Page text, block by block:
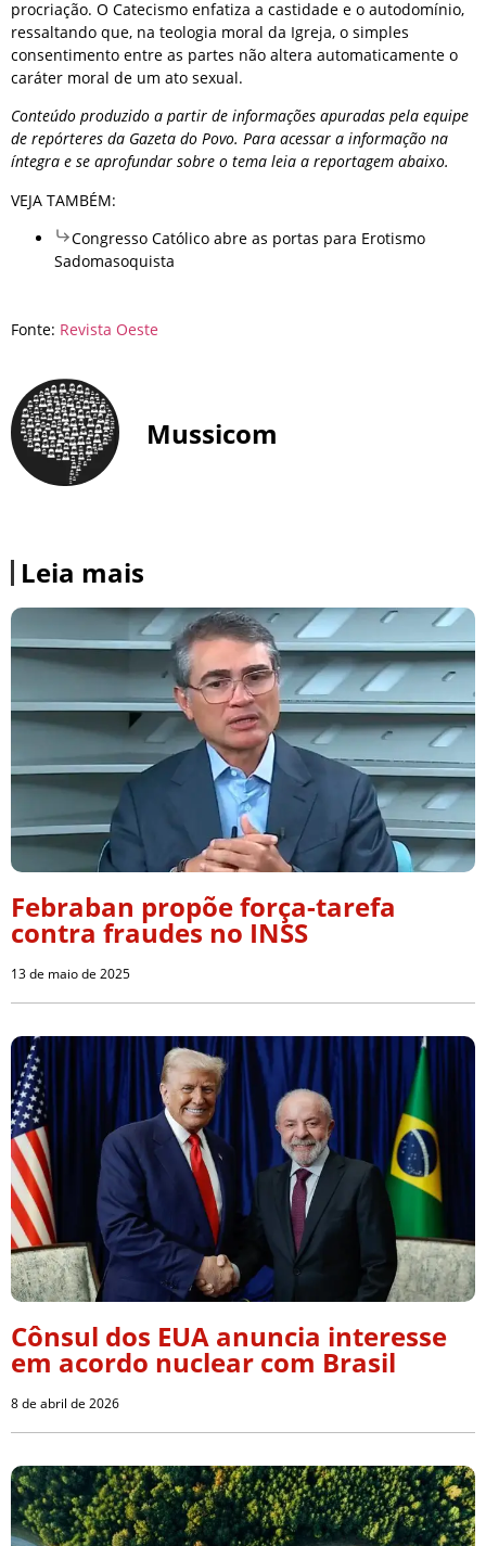
procriação. O Catecismo enfatiza a castidade e o autodomínio,
ressaltando que, na teologia moral da Igreja, o simples
consentimento entre as partes não altera automaticamente o
caráter moral de um ato sexual.
Conteúdo produzido a partir de informações apuradas pela equipe
de repórteres da Gazeta do Povo. Para acessar a informação na
íntegra e se aprofundar sobre o tema leia a reportagem abaixo.
VEJA TAMBÉM:
Congresso Católico abre as portas para Erotismo
Sadomasoquista
Fonte: Revista Oeste
Mussicom
Leia mais
Febraban propõe força-tarefa
contra fraudes no INSS
13 de maio de 2025
Cônsul dos EUA anuncia interesse
em acordo nuclear com Brasil
8 de abril de 2026